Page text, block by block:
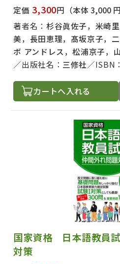
定価 3,300円 （本体 3,000 円
著者名： 杉谷眞佐子，米崎
美，長田恵理，髙坂京子，
ボ アンドレス，松浦京子，
出版社名： 三修社 ISBN：
カートへ入れる
国家資格 日本語教員
対策